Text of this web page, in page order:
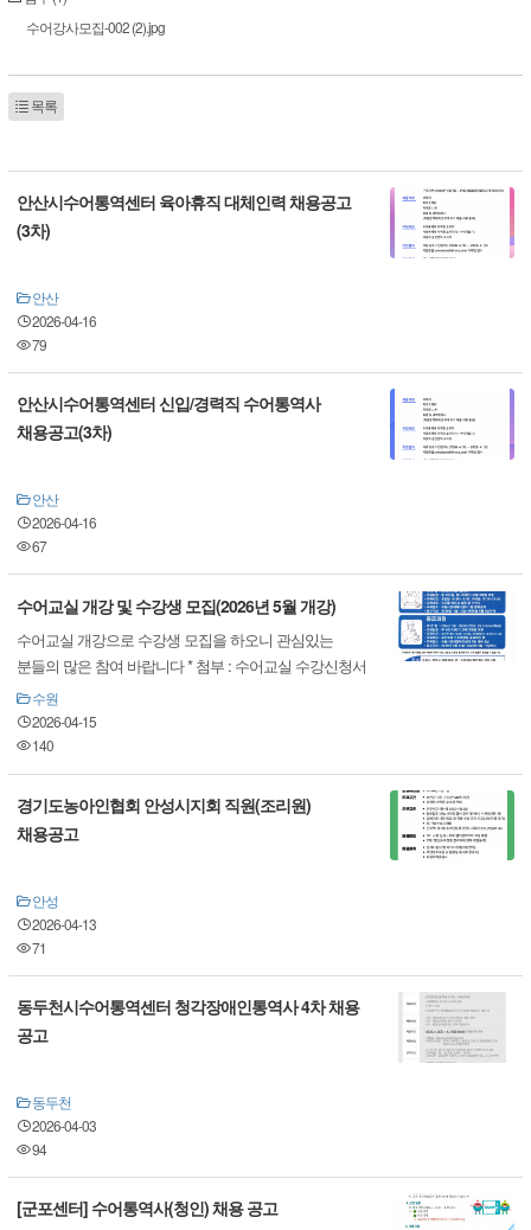
수어강사모집-002 (2).jpg
목록
안산시수어통역센터 육아휴직 대체인력 채용공고
(3차)
안산
2026-04-16
79
안산시수어통역센터 신입/경력직 수어통역사
채용공고(3차)
안산
2026-04-16
67
수어교실 개강 및 수강생 모집(2026년 5월 개강)
수어교실 개강으로 수강생 모집을 하오니 관심있는
분들의 많은 참여 바랍니다 * 첨부 : 수어교실 수강신청서
수원
2026-04-15
140
경기도농아인협회 안성시지회 직원(조리원)
채용공고
안성
2026-04-13
71
동두천시수어통역센터 청각장애인통역사 4차 채용
공고
동두천
2026-04-03
94
[군포센터] 수어통역사(청인) 채용 공고